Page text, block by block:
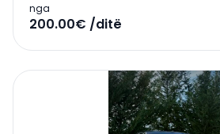
nga
200.00€ /ditë